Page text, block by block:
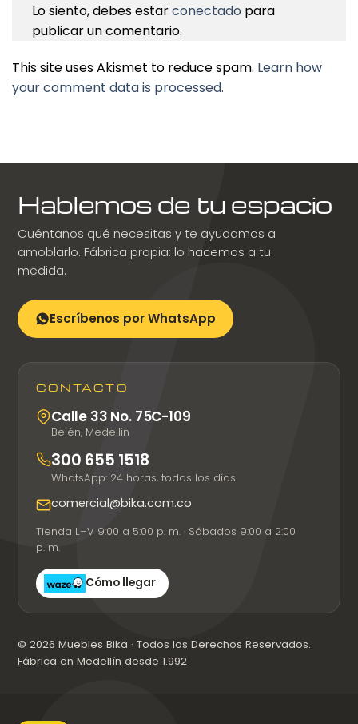
Lo siento, debes estarconectado para
publicar un comentario.
This site uses Akismet to reduce spam. Learn how
your comment data is processed.
Hablemos de tu espacio
Cuéntanos qué necesitas y te ayudamos a
amoblarlo. Fábrica propia: lo hacemos a tu
medida.
Escríbenos por WhatsApp
CONTACTO
Calle 33 No. 75C-109
Belén, Medellín
300 655 1518
WhatsApp: 24 horas, todos los días
comercial@bika.com.co
Tienda L–V 9:00 a 5:00 p. m. · Sábados 9:00 a 2:00
p. m.
Cómo llegar
© 2026 Muebles Bika · Todos los Derechos Reservados.
Fábrica en Medellín desde 1.992